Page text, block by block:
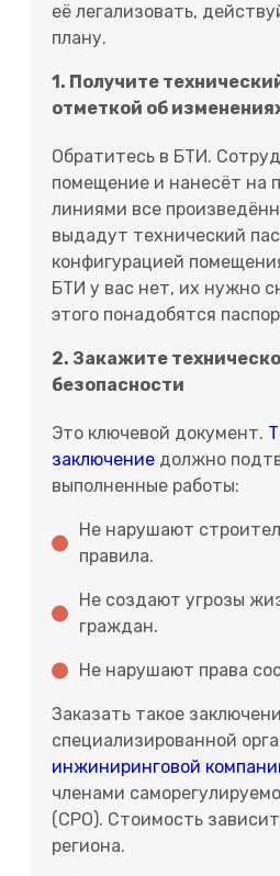
её легализовать,
плану.
1. Получите
отметкой об
Обратитесь в БТИ.
помещение и нанесёт на
линиями все
выдадут технический
конфигурацией
БТИ у вас нет, их нужно
этого понадобятся
2. Закажите
безопасности
Это ключевой документ.
заключение должно
выполненные работы:
Не нарушают
правила.
Не создают угрозы
граждан.
Не нарушают права
Заказать такое
специализированной
инжиниринговой
членами
(СРО). Стоимость
региона.